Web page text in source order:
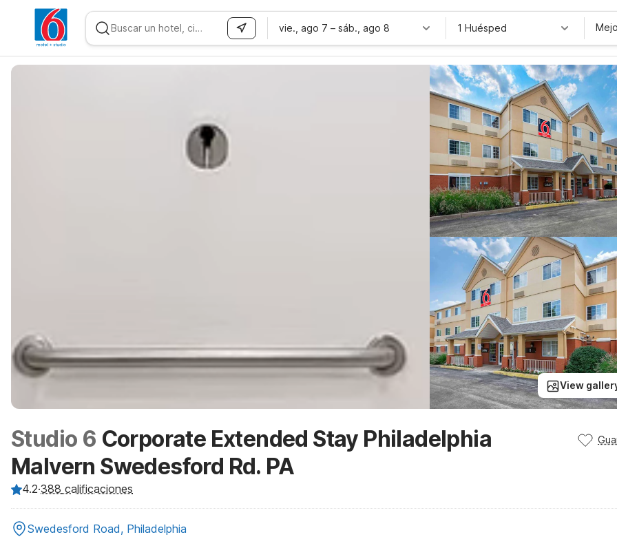
vie., ago 7 – sáb., ago 8 1 Huésped
View
Studio 6 Corporate Extended Stay Philadelphia
Malvern Swedesford Rd. PA
4.2·388 calificaciones
Swedesford Road, Philadelphia